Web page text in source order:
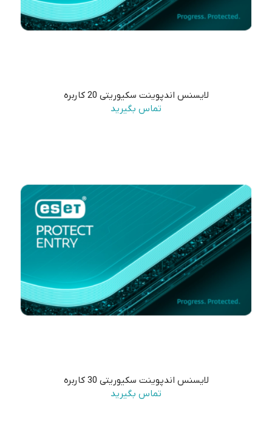
لایسنس اندپوینت سکیوریتی 20 کاربره
تماس بگیرید
لایسنس اندپوینت سکیوریتی 30 کاربره
تماس بگیرید